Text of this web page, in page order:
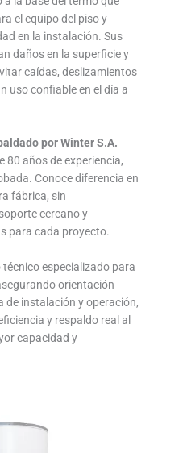
el equipo del piso y
en la instalación. Sus
daños en la superficie y
caídas, deslizamientos
uso confiable en el día a
por Winter S.A.
80 años de experiencia,
Conoce diferencia en
fábrica, sin
cercano y
para cada proyecto.
especializado para
orientación
de instalación y operación,
y respaldo real al
capacidad y